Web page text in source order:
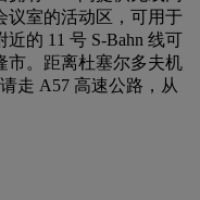
议室的活动区，可用于
的 11 号 S-Bahn 线可
市。距离杜塞尔多夫机
走 A57 高速公路，从